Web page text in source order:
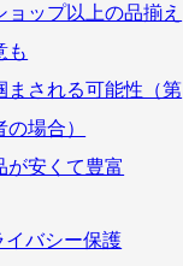
ョップ以上の品揃え
も
まされる可能性（第
場合）
が安くて豊富
イバシー保護